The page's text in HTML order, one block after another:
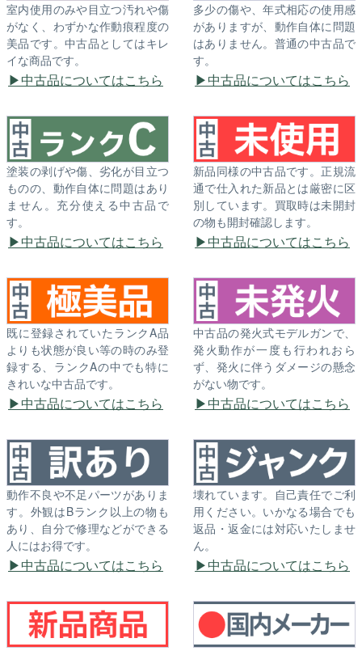
室内使用のみや目立つ汚れや傷
がなく、わずかな作動痕程度の
美品です。中古品としてはキレ
イな商品です。
中古品についてはこちら
多少の傷や、年式相応の使用感
がありますが、動作自体に問題
はありません。普通の中古品で
す。
中古品についてはこちら
塗装の剥げや傷、劣化が目立つ
ものの、動作自体に問題はあり
ません。充分使える中古品で
す。
中古品についてはこちら
新品同様の中古品です。正規流
通で仕入れた新品とは厳密に区
別しています。買取時は未開封
の物も開封確認します。
中古品についてはこちら
既に登録されていたランクA品
よりも状態が良い等の時のみ登
録する、ランクAの中でも特に
きれいな中古品です。
中古品についてはこちら
中古品の発火式モデルガンで、
発火動作が一度も行われおら
ず、発火に伴うダメージの懸念
がない物です。
中古品についてはこちら
動作不良や不足パーツがありま
す。外観はBランク以上の物も
あり、自分で修理などができる
人にはお得です。
中古品についてはこちら
壊れています。自己責任でご利
用ください。いかなる場合でも
返品・返金には対応いたしませ
ん。
中古品についてはこちら